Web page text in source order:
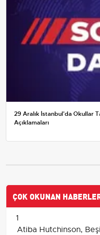
29 Aralık İstanbul'da Okullar
Açıklamaları
ÇOK OKUNAN
1
Atiba Hutchinson,